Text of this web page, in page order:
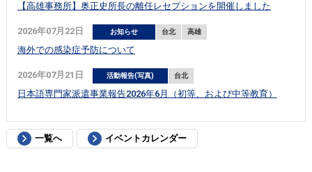
【高雄事務所】奥正史所長の離任レセプションを開催しました
2026年07月22日 お知らせ 台北 高雄
海外での感染症予防について
2026年07月21日 活動報告(写真) 台北
日本語専門家派遣事業報告2026年6月（初等、および中等教育）
一覧へ イベントカレンダー